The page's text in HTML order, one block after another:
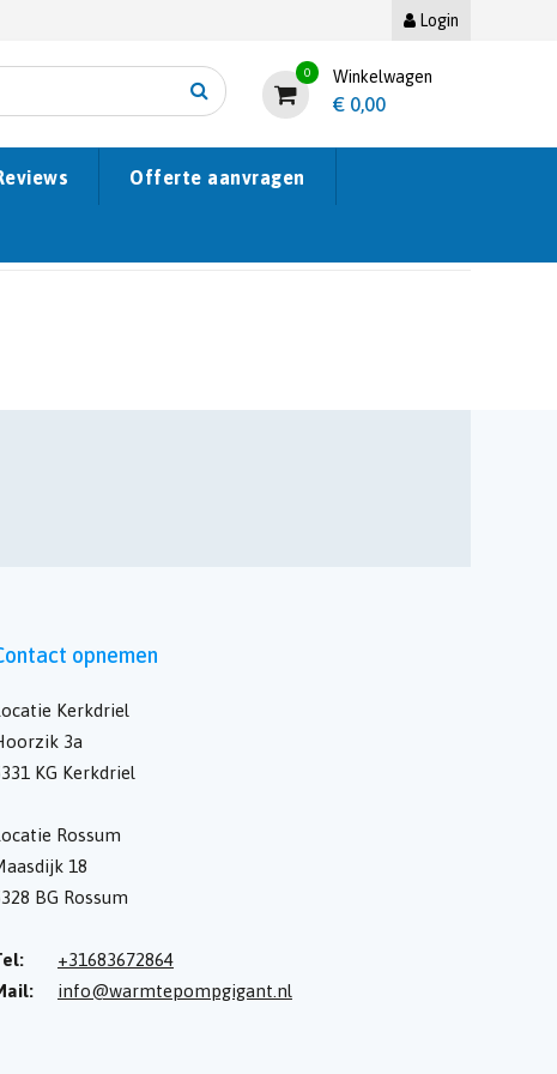
Login
0 Winkelwagen
€ 0,00
Offerte aanvragen
opnemen
Kerkdriel
3a
KG Kerkdriel
Rossum
18
BG Rossum
+31683672864
info@warmtepompgigant.nl